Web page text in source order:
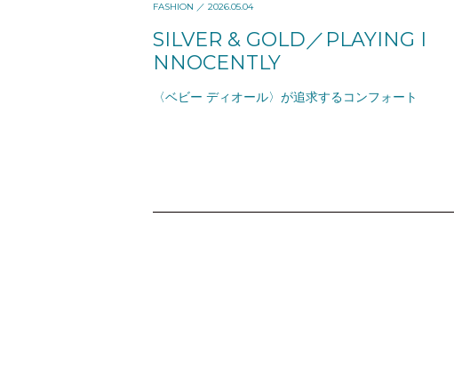
FASHION ／ 2026.05.04
SILVER & GOLD／PLAYING I
NNOCENTLY
〈ベビー ディオール〉が追求するコンフォート